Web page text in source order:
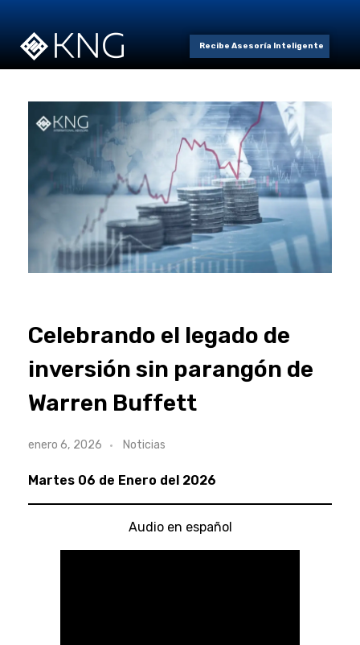
Recibe Asesoría Inteligente
Celebrando el legado de
inversión sin parangón de
Warren Buffett
enero 6, 2026 Noticias
Martes 06 de Enero del 2026
Audio en español